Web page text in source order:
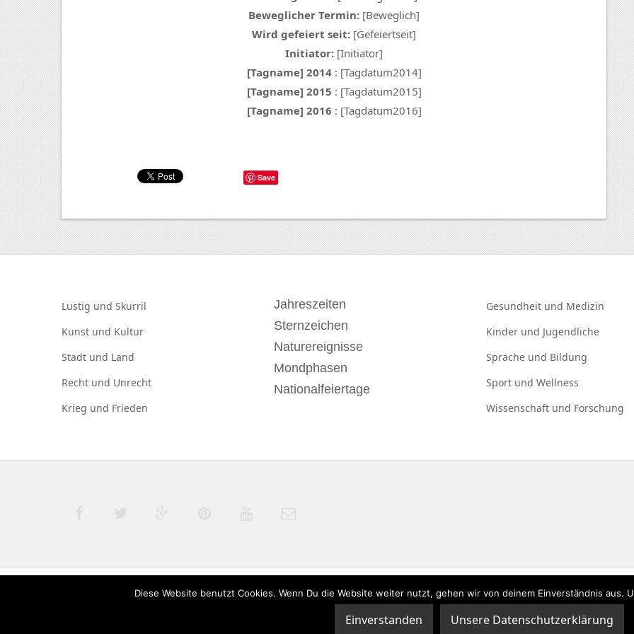
Beweglicher Termin: [Beweglich]
Wird gefeiert seit: [Gefeiertseit]
Initiator: [Initiator]
[Tagname] 2014 : [Tagdatum2014]
[Tagname] 2015 : [Tagdatum2015]
[Tagname] 2016 : [Tagdatum2016]
Save
Lustig und Skurril
Kunst und Kultur
Stadt und Land
Recht und Unrecht
Krieg und Frieden
Jahreszeiten
Sternzeichen
Naturereignisse
Mondphasen
Nationalfeiertage
Gesundheit und Medizin
Kinder und Jugendliche
Sprache und Bildung
Sport und Wellness
Wissenschaft und Forschung
Diese Website benutzt Cookies. Wenn Du die Website weiter nutzt, gehen wir von deinem Einverständnis aus.
Einverstanden Unsere Datenschutzerklärung